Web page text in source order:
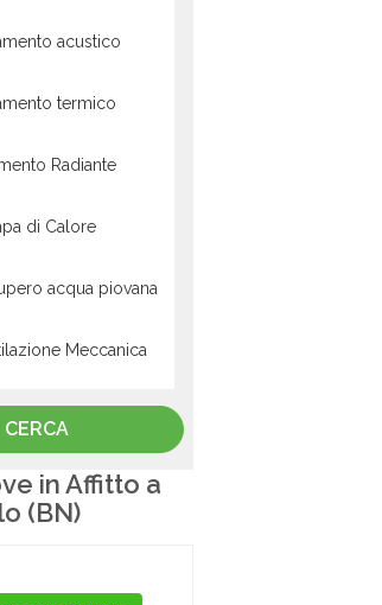
acustico
termico
Radiante
di Calore
acqua piovana
Meccanica
in Affitto a
(BN)